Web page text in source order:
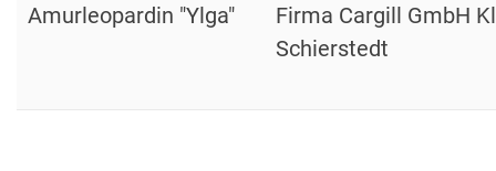
Amurleopardin "Ylga"
Firma Cargill GmbH
Schierstedt